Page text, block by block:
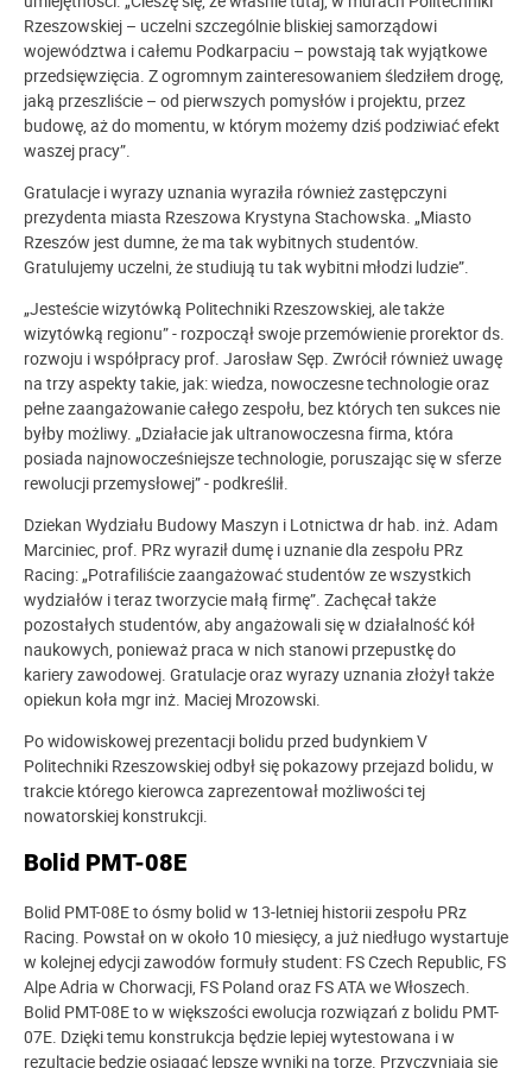
Rzeszowskiej – uczelni szczególnie bliskiej samorządowi
województwa i całemu Podkarpaciu – powstają tak wyjątkowe
przedsięwzięcia. Z ogromnym zainteresowaniem śledziłem drogę,
jaką przeszliście – od pierwszych pomysłów i projektu, przez
budowę, aż do momentu, w którym możemy dziś podziwiać efekt
waszej pracy”.
Gratulacje i wyrazy uznania wyraziła również zastępczyni
prezydenta miasta Rzeszowa Krystyna Stachowska. „Miasto
Rzeszów jest dumne, że ma tak wybitnych studentów.
Gratulujemy uczelni, że studiują tu tak wybitni młodzi ludzie”.
„Jesteście wizytówką Politechniki Rzeszowskiej, ale także
wizytówką regionu” - rozpoczął swoje przemówienie prorektor ds.
rozwoju i współpracy prof. Jarosław Sęp. Zwrócił również uwagę
na trzy aspekty takie, jak: wiedza, nowoczesne technologie oraz
pełne zaangażowanie całego zespołu, bez których ten sukces nie
byłby możliwy. „Działacie jak ultranowoczesna firma, która
posiada najnowocześniejsze technologie, poruszając się w sferze
rewolucji przemysłowej” - podkreślił.
Dziekan Wydziału Budowy Maszyn i Lotnictwa dr hab. inż. Adam
Marciniec, prof. PRz wyraził dumę i uznanie dla zespołu PRz
Racing: „Potrafiliście zaangażować studentów ze wszystkich
wydziałów i teraz tworzycie małą firmę”. Zachęcał także
pozostałych studentów, aby angażowali się w działalność kół
naukowych, ponieważ praca w nich stanowi przepustkę do
kariery zawodowej. Gratulacje oraz wyrazy uznania złożył także
opiekun koła mgr inż. Maciej Mrozowski.
Po widowiskowej prezentacji bolidu przed budynkiem V
Politechniki Rzeszowskiej odbył się pokazowy przejazd bolidu, w
trakcie którego kierowca zaprezentował możliwości tej
nowatorskiej konstrukcji.
Bolid PMT-08E
Bolid PMT-08E to ósmy bolid w 13-letniej historii zespołu PRz
Racing. Powstał on w około 10 miesięcy, a już niedługo wystartuje
w kolejnej edycji zawodów formuły student: FS Czech Republic, FS
Alpe Adria w Chorwacji, FS Poland oraz FS ATA we Włoszech.
Bolid PMT-08E to w większości ewolucja rozwiązań z bolidu PMT-
07E. Dzięki temu konstrukcja będzie lepiej wytestowana i w
rezultacie będzie osiągać lepsze wyniki na torze. Przyczyniają się